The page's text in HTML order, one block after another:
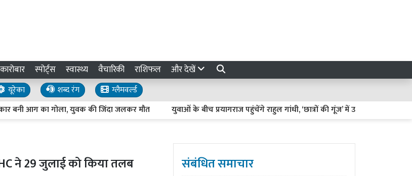
कारोबार स्पोर्ट्स स्वास्थ्य वैचारिकी राशिफल और देखें
यूरेका शब्द रंग
ग्लैमवर्ल्ड
आग का गोला, युवक की जिंदा जलकर मौत युवाओं के बीच प्रयागराज पहुंचेंगे राहुल गांधी, ‘छात्रों की गूंज’ में उठाएंगे छात्रों के मुद्दे
ने 29 जुलाई को किया तलब संबंधित समाचार